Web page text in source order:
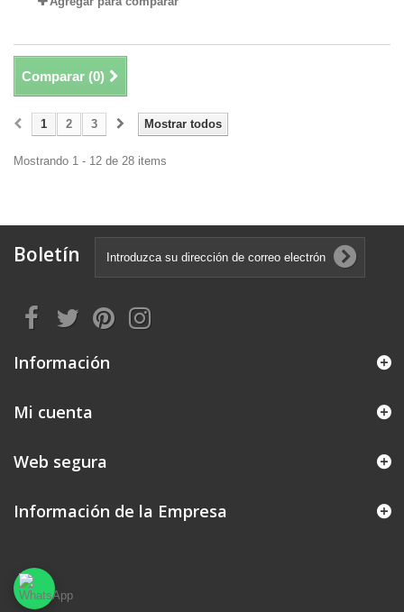
Comparar (0)
Mostrar todos
1 2 3
Mostrando 1 - 12 de 28 items
Boletín
Información
Mi cuenta
Web segura
Información de la Empresa